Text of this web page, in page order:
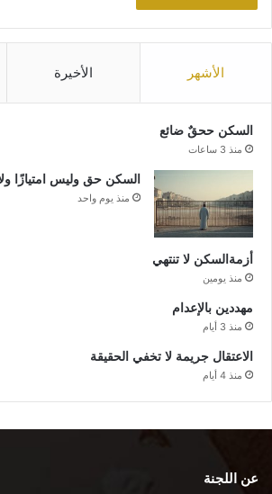
الأشهر الأخيرة
السكن ححقٌ ضائع
منذ 3 ساعات
السكن حق وليس امتيازًا
منذ يوم واحد
أزمةالسكن لا تنتهي
منذ يومين
مهددين بالإعدام
منذ 3 أيام
الاعتقال جريمة لا تخفي الحقيقة
منذ 4 أيام
عن اللجنة